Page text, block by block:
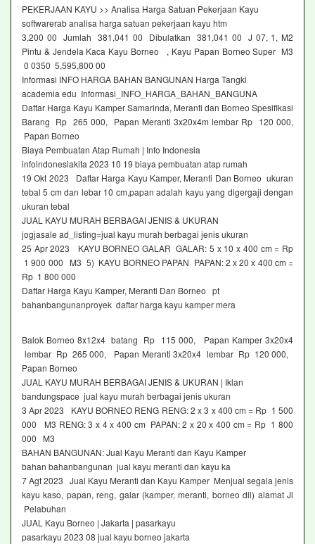
PEKERJAAN KAYU >> Analisa Harga Satuan Pekerjaan Kayu
softwarerab analisa harga satuan pekerjaan kayu htm
3,200 00 Jumlah 381,041 00 Dibulatkan 381,041 00 J 07, 1, M2
Pintu & Jendela Kaca Kayu Borneo , Kayu Papan Borneo Super M3
0 0350 5,595,800 00
Informasi INFO HARGA BAHAN BANGUNAN Harga Tangki
academia edu Informasi_INFO_HARGA_BAHAN_BANGUNA
Daftar Harga Kayu Kamper Samarinda, Meranti dan Borneo Spesifikasi
Barang Rp 265 000, Papan Meranti 3x20x4m lembar Rp 120 000,
Papan Borneo
Biaya Pembuatan Atap Rumah | Info Indonesia
infoindonesiakita 2023 10 19 biaya pembuatan atap rumah
19 Okt 2023 Daftar Harga Kayu Kamper, Meranti Dan Borneo ukuran
tebal 5 cm dan lebar 10 cm,papan adalah kayu yang digergaji dengan
ukuran tebal
JUAL KAYU MURAH BERBAGAI JENIS & UKURAN
jogjasale ad_listing=jual kayu murah berbagai jenis ukuran
25 Apr 2023 KAYU BORNEO GALAR GALAR: 5 x 10 x 400 cm = Rp
1 900 000 M3 5) KAYU BORNEO PAPAN PAPAN: 2 x 20 x 400 cm =
Rp 1 800 000
Daftar Harga Kayu Kamper, Meranti Dan Borneo pt
bahanbangunanproyek daftar harga kayu kamper mera
Balok Borneo 8x12x4 batang Rp 115 000, Papan Kamper 3x20x4
lembar Rp 265 000, Papan Meranti 3x20x4 lembar Rp 120 000,
Papan Borneo
JUAL KAYU MURAH BERBAGAI JENIS & UKURAN | Iklan
bandungspace jual kayu murah berbagai jenis ukuran
3 Apr 2023 KAYU BORNEO RENG RENG: 2 x 3 x 400 cm = Rp 1 500
000 M3 RENG: 3 x 4 x 400 cm PAPAN: 2 x 20 x 400 cm = Rp 1 800
000 M3
BAHAN BANGUNAN: Jual Kayu Meranti dan Kayu Kamper
bahan bahanbangunan jual kayu meranti dan kayu ka
7 Agt 2023 Jual Kayu Meranti dan Kayu Kamper Menjual segala jenis
kayu kaso, papan, reng, galar (kamper, meranti, borneo dll) alamat Jl
Pelabuhan
JUAL Kayu Borneo | Jakarta | pasarkayu
pasarkayu 2023 08 jual kayu borneo jakarta